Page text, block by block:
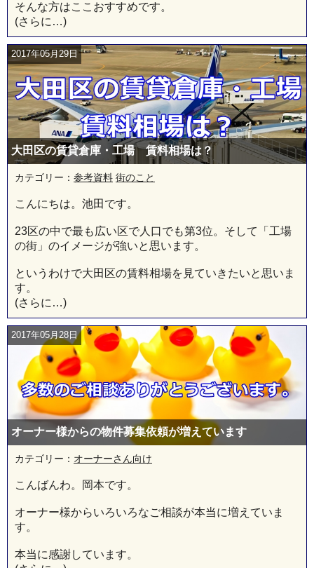
そんな方はここおすすめです。
(さらに…)
2017年05月29日
大田区の賃貸倉庫・工場 賃料相場は？
カテゴリー： 参考資料 街のこと
こんにちは。池田です。
23区の中で最も広い区で人口でも第3位。そして「工場
の街」のイメージが強いと思います。
というわけで大田区の賃料相場を見ていきたいと思いま
す。
(さらに…)
2017年05月28日
オーナー様からの物件募集依頼が増えています
カテゴリー： オーナーさん向け
こんばんわ。岡本です。
オーナー様からいろいろなご相談が本当に増えていま
す。
本当に感謝しています。